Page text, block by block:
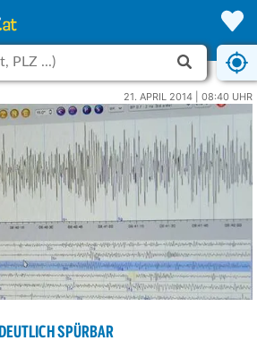
21. APRIL 2014 | 08:40 UHR
DEUTLICH SPÜRBAR